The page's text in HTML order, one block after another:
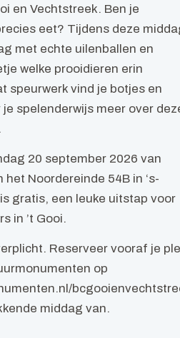
en Vechtstreek. Ben je
eet? Tijdens deze
met echte uilenballen en
welke prooidieren erin
speurwerk vind je botjes en
spelenderwijs meer over
20 september 2026 van
Noordereinde 54B in ‘s-
gratis, een leuke uitstap voor
in ’t Gooi.
Reserveer vooraf je
op
middag van.